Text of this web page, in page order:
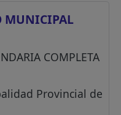
MUNICIPAL
COMPLETA
Provincial de